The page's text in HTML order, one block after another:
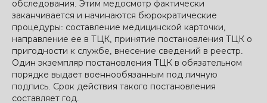
обследования. Этим медосмотр фактически
заканчивается и начинаются бюрократические
процедуры: составление медицинской карточки,
направление ее в ТЦК, принятие постановления ТЦК о
пригодности к службе, внесение сведений в реестр.
Один экземпляр постановления ТЦК в обязательном
порядке выдает военнообязанным под личную
подпись. Срок действия такого постановления
составляет год.